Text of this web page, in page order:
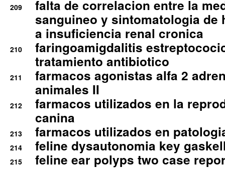
209
falta de correlacion entre la
sanguineo y sintomatologia de
a insuficiencia renal cronica
210
faringoamigdalitis
tratamiento antibiotico
211
farmacos agonistas alfa 2
animales II
212
farmacos utilizados en la
canina
213 farmacos utilizados en
214 feline dysautonomia key
215
feline ear polyps two case